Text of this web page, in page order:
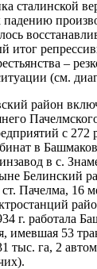
сталинской
падению
итог
–
(см.
район
с 272
в
в с.
Белинский
Пачелма, 16
г. работала
имевшая 53
тыс. га, 2